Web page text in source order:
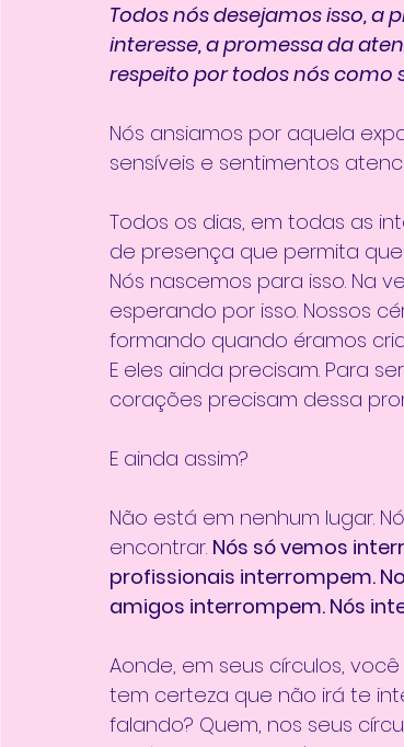
Todos nós desejamos isso,
interesse, a promessa da
respeito por todos nós como
Nós ansiamos por aquela
sensíveis e sentimentos
Todos os dias, em todas as
de presença que permita
Nós nascemos para isso. Na
esperando por isso. Nossos
formando quando éramos
E eles ainda precisam. Para
corações precisam dessa
E ainda assim?
Não está em nenhum lugar.
encontrar. Nós só vemos
profissionais interrompem.
amigos interrompem. Nós
Aonde, em seus círculos,
tem certeza que não irá te
falando? Quem, nos seus